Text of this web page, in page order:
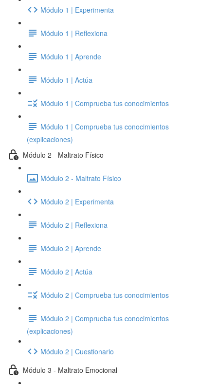
Módulo 1 | Experimenta
Módulo 1 | Reflexiona
Módulo 1 | Aprende
Módulo 1 | Actúa
Módulo 1 | Comprueba tus conocimientos
Módulo 1 | Comprueba tus conocimientos
(explicaciones)
Módulo 2 - Maltrato Físico
Módulo 2 - Maltrato Físico
Módulo 2 | Experimenta
Módulo 2 | Reflexiona
Módulo 2 | Aprende
Módulo 2 | Actúa
Módulo 2 | Comprueba tus conocimientos
Módulo 2 | Comprueba tus conocimientos
(explicaciones)
Módulo 2 | Cuestionario
Módulo 3 - Maltrato Emocional